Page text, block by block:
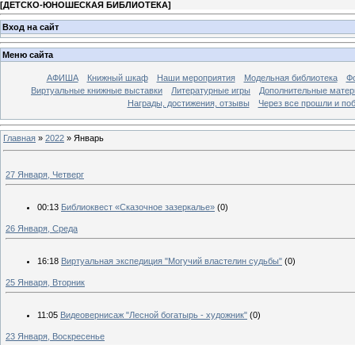
[ДЕТСКО-ЮНОШЕСКАЯ БИБЛИОТЕКА]
Вход на сайт
Меню сайта
АФИША Книжный шкаф Наши мероприятия Модельная библиотека
Виртуальные книжные выставки
Литературные игры
Дополнительные
Награды, достижения, отзывы
Через все прошли и
Главная » 2022 » Январь
27 Января, Четверг
00:13 Библиоквест «Сказочное зазеркалье» (0)
26 Января, Среда
16:18 Виртуальная экспедиция "Могучий властелин судьбы" (0)
25 Января, Вторник
11:05 Видеовернисаж "Лесной богатырь - художник" (0)
23 Января, Воскресенье